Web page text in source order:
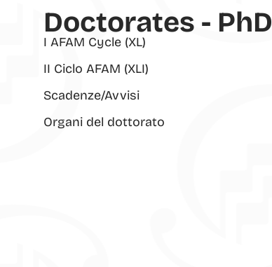
Doctorates - PhD
I AFAM Cycle (XL)
II Ciclo AFAM (XLI)
Scadenze/Avvisi
Organi del dottorato